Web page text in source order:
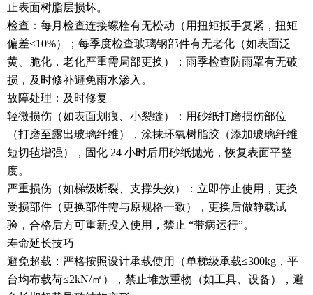
止表面树脂层损坏。
检查：每月检查连接螺栓有无松动（用扭矩扳手复紧，扭矩
偏差≤10%）；每季度检查玻璃钢部件有无老化（如表面泛
黄、脆化，老化严重需局部更换）；雨季检查防雨罩有无破
损，及时修补避免雨水渗入。
故障处理：及时修复
轻微损伤（如表面划痕、小裂缝）：用砂纸打磨损伤部位
（打磨至露出玻璃纤维），涂抹环氧树脂胶（添加玻璃纤维
短切毡增强），固化 24 小时后用砂纸抛光，恢复表面平整
度。
严重损伤（如梯级断裂、支撑失效）：立即停止使用，更换
受损部件（更换部件需与原规格一致），更换后做静载试
验，合格后方可重新投入使用，禁止 “带病运行”。
寿命延长技巧
避免超载：严格按照设计承载使用（单梯级承载≤300kg，平
台均布载荷≤2kN/㎡），禁止堆放重物（如工具、设备），避